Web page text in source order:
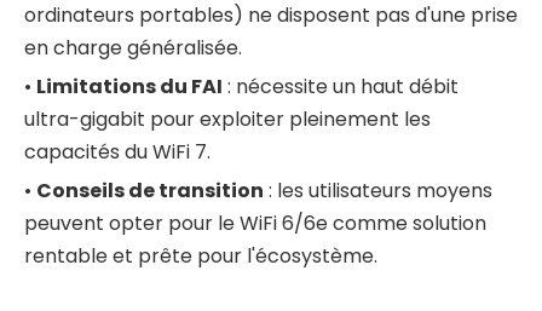
ordinateurs portables) ne disposent pas d'une prise
en charge généralisée.
• Limitations du FAI : nécessite un haut débit
ultra-gigabit pour exploiter pleinement les
capacités du WiFi 7.
• Conseils de transition : les utilisateurs moyens
peuvent opter pour le WiFi 6/6e comme solution
rentable et prête pour l'écosystème.